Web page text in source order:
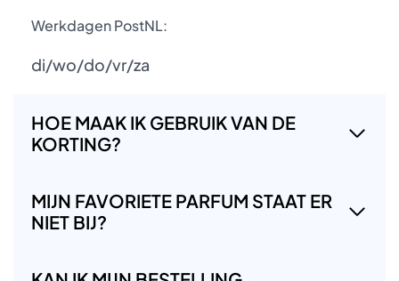
Werkdagen PostNL:
di/wo/do/vr/za
HOE MAAK IK GEBRUIK VAN DE
KORTING?
MIJN FAVORIETE PARFUM STAAT ER
NIET BIJ?